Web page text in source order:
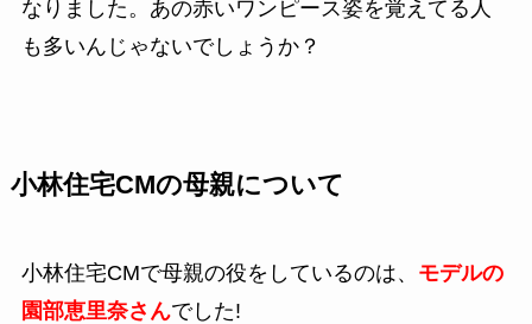
なりました。あの赤いワンピース姿を覚えてる人
も多いんじゃないでしょうか？
小林住宅CMの母親について
小林住宅CMで母親の役をしているのは、 モデルの
園部恵里奈さんでした!